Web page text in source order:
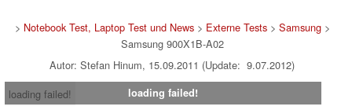
> Notebook Test, Laptop Test und News> Externe Tests> Samsung>
Samsung 900X1B-A02
Autor: Stefan Hinum, 15.09.2011 (Update: 9.07.2012)
loading failed!
loading failed!